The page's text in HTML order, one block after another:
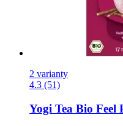
2 varianty
4.3 (51)
Yogi Tea Bio Feel